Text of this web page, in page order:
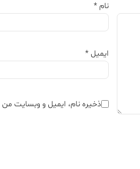
نام *
ایمیل *
ذخیره نام، ایمیل و وبسایت من